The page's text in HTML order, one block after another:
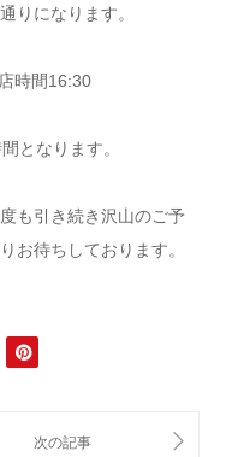
りになります。
時間16:30
となります。
も引き続き沢山のご予
お待ちしております。